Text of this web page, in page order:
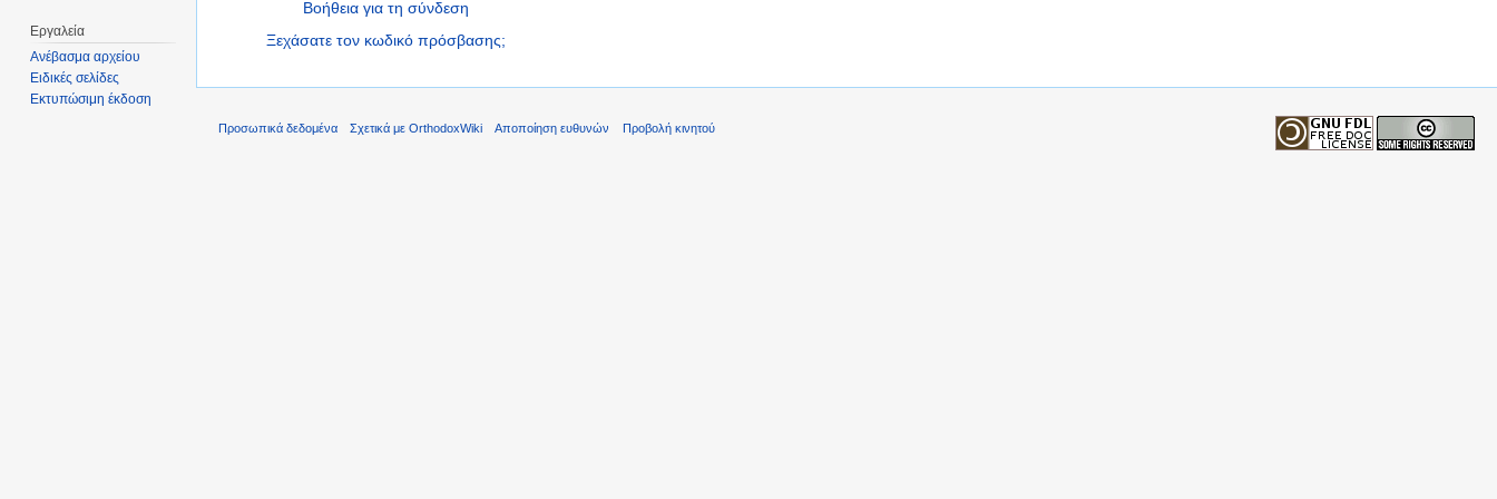
Βοήθεια για τη σύνδεση
Ξεχάσατε τον κωδικό πρόσβασης;
Εργαλεία
Ανέβασμα αρχείου
Ειδικές σελίδες
Εκτυπώσιμη έκδοση
Προσωπικά δεδομένα Σχετικά με OrthodoxWiki Αποποίηση ευθυνών Προβολή κινητού